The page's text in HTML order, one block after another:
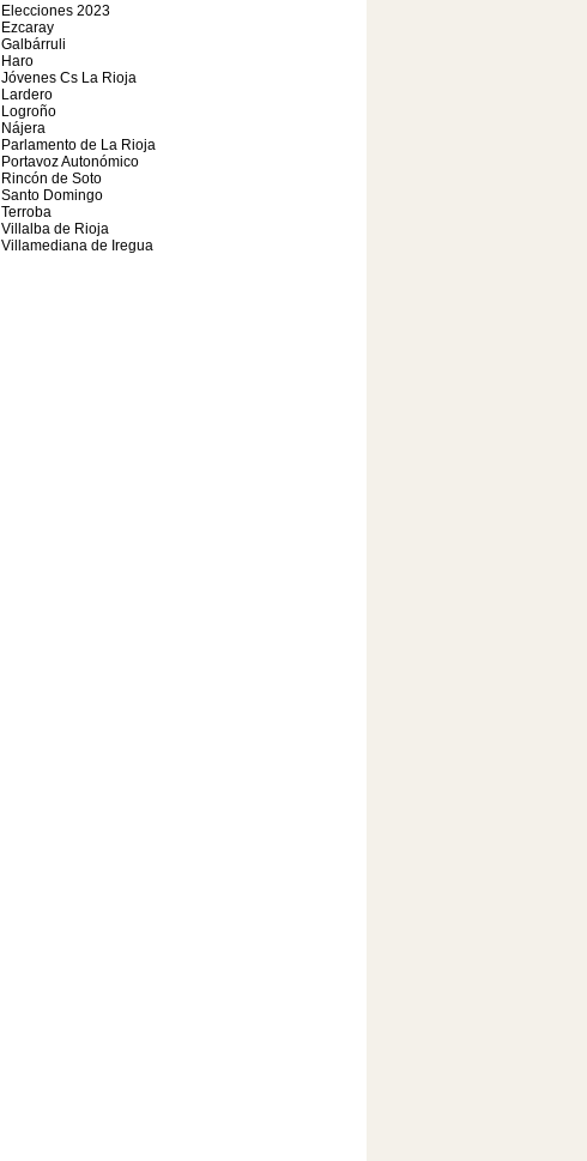
Elecciones 2023
Ezcaray
Galbárruli
Haro
Jóvenes Cs La Rioja
Lardero
Logroño
Nájera
Parlamento de La Rioja
Portavoz Autonómico
Rincón de Soto
Santo Domingo
Terroba
Villalba de Rioja
Villamediana de Iregua